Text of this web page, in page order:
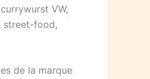
VW,
street-food,
de la marque